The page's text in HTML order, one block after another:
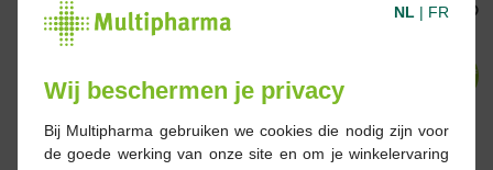
-39%*
NL | FR
Wij beschermen je privacy
Bij Multipharma gebruiken we cookies die nodig zijn voor
de goede werking van onze site en om je winkelervaring